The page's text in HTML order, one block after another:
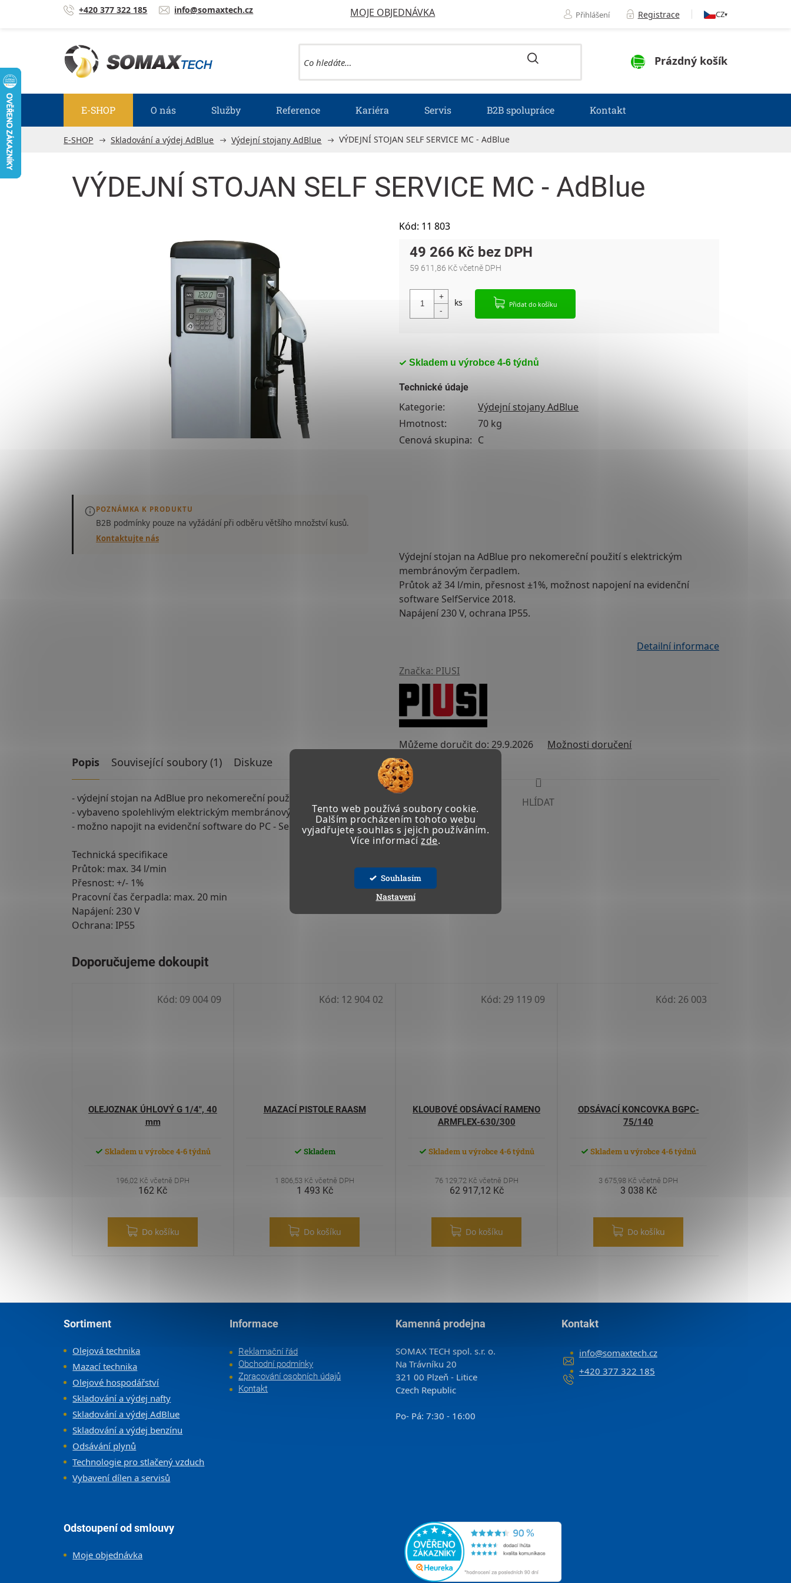
Tento web používá soubory cookie.
Dalším procházením tohoto webu
vyjadřujete souhlas s jejich používáním.
Více informacízde.
Souhlasím
Nastavení
Přejít na obsah +420 377 322 185 info@somaxtech.cz MOJE OBJEDNÁVKA Přihlášení Registrace CZ▾
NÁKUPNÍ KOŠÍK
Prázdný košík
E-SHOP O nás Služby Reference Kariéra Servis B2B spolupráce Kontakt
E-SHOP Skladování a výdej AdBlue Výdejní stojany AdBlue VÝDEJNÍ STOJAN SELF SERVICE MC - AdBlue
VÝDEJNÍ STOJAN SELF SERVICE MC - AdBlue
POZNÁMKA K PRODUKTU
B2B podmínky pouze na vyžádánípři odběru většího množství kusů.
Kontaktujte nás
Výdejní stojan na AdBlue pro nekomereční použití s elektrickým
membránovým čerpadlem.
Průtok až34 l/min, přesnost ±1%, možnost napojení na evidenční
software SelfService 2018.
Napájení 230 V, ochrana IP55.
Detailní informace
Skladem u výrobce 4-6 týdnů
Značka: PIUSI
Můžeme doručit do: 29.9.2026 Možnosti doručení
49 266 Kč
59 611,86 Kč včetně DPH
Přidat do košíku
TISK ZEPTAT SE HLÍDAT
Kód: 11 803
Technické údaje
Kategorie:
Výdejní stojany AdBlue
Hmotnost:
70 kg
Cenová skupina: C
Popis Související soubory (1) Diskuze
- výdejní stojan na AdBlue pro nekomereční použití
- vybaveno spolehlivým elektrickým membránovým čerpadlem
- možno napojit na evidenční software do PC - SelfService 2018
Technická specifikace
Průtok: max. 34 l/min
Přesnost: +/- 1%
Pracovní čas čerpadla: max. 20 min
Napájení: 230 V
Ochrana: IP55
OLEJOZNAK ÚHLOVÝ G 1/4", 40
mm
Skladem u výrobce 4-6 týdnů
196,02 Kč včetně DPH
162 Kč
Do košíku
Kód: 09 004 09
MAZACÍ PISTOLE RAASM
Skladem
1 806,53 Kč včetně DPH
1 493 Kč
Do košíku
Kód: 12 904 02
KLOUBOVÉ ODSÁVACÍ RAMENO
ARMFLEX-630/300
Skladem u výrobce 4-6 týdnů
76 129,72 Kč včetně DPH
62 917,12 Kč
Do košíku
Kód: 29 119 09
ODSÁVACÍ KONCOVKA BGPC-
75/140
Skladem u výrobce 4-6 týdnů
3 675,98 Kč včetně DPH
3 038 Kč
Do košíku
Kód: 26 003
Sortiment
Olejová technika
Mazací technika
Olejové hospodářství
Skladování a výdej nafty
Skladování a výdej AdBlue
Skladování a výdej benzínu
Odsávání plynů
Technologie pro stlačený vzduch
Vybavení dílen a servisů
Informace
Reklamační řád
Obchodní podmínky
Zpracování osobních údajů
Kontakt
Kamenná prodejna
SOMAX TECH spol. s.r. o.
Na Trávníku 20
321 00 Plzeň - Litice
Czech Republic
Po- Pá: 7:30 - 16:00
Kontakt
info@somaxtech.cz
+420 377 322 185
Odstoupení od smlouvy
Moje objednávka